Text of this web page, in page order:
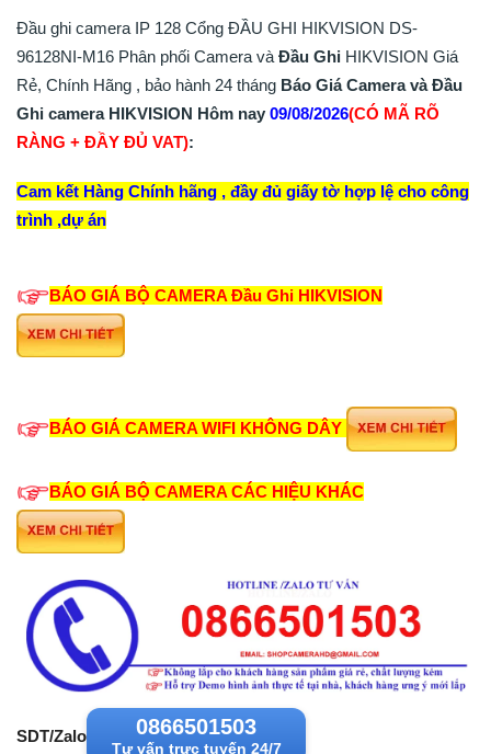
Đầu ghi camera IP 128 Cổng ĐẦU GHI HIKVISION DS-
96128NI-M16 Phân phối Camera và Đầu Ghi HIKVISION Giá
Rẻ, Chính Hãng , bảo hành 24 tháng Báo Giá Camera và Đầu
Ghi camera HIKVISION Hôm nay 09/08/2026(CÓ MÃ RÕ
RÀNG + ĐẦY ĐỦ VAT):
Cam kết Hàng Chính hãng , đầy đủ giấy tờ hợp lệ cho công
trình ,dự án
BÁO GIÁ BỘ CAMERA Đầu Ghi HIKVISION
BÁO GIÁ CAMERA WIFI KHÔNG DÂY
BÁO GIÁ BỘ CAMERA CÁC HIỆU KHÁC
SDT/Zalo 0866501503
Tư vấn trực tuyến 24/7